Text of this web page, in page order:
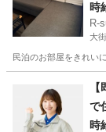
時
R-
大
民泊のお部屋をきれい
で
時